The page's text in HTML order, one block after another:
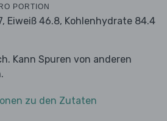
PORTION
Eiweiß 46.8, Kohlenhydrate 84.4
Kann Spuren von anderen
zu den Zutaten